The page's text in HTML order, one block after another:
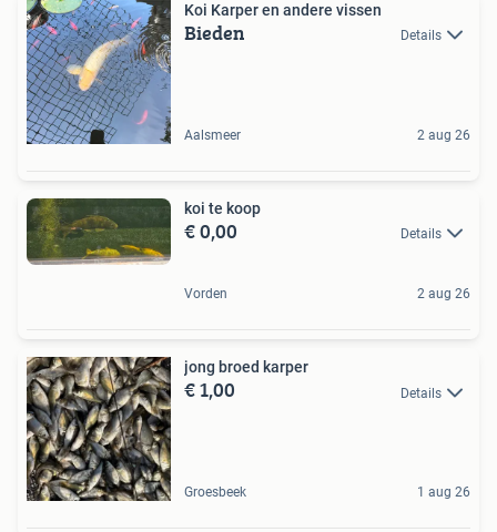
Koi Karper en andere vissen
Bieden Details
Aalsmeer 2 aug 26
koi te koop
€ 0,00 Details
Vorden 2 aug 26
jong broed karper
€ 1,00 Details
Groesbeek 1 aug 26